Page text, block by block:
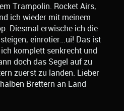
Trampolin. Rocket Airs,
ich wieder mit meinem
Diesmal erwische ich die
einrotier…ui! Das ist
komplett senkrecht und
doch das Segel auf zu
zuerst zu landen. Lieber
Brettern an Land